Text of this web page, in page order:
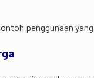
penggunaan yang